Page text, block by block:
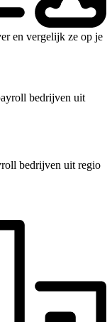
en vergelijk ze op je
bedrijven uit
bedrijven uit regio